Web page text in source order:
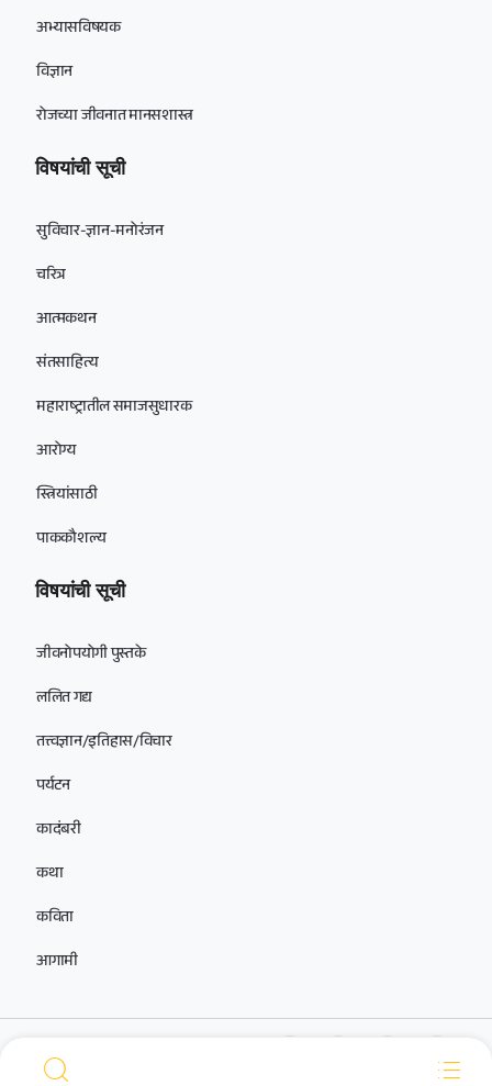
अभ्यासविषयक
विज्ञान
रोजच्या जीवनात मानसशास्त्र
विषयांची सूची
सुविचार-ज्ञान-मनोरंजन
चरित्र
आत्मकथन
संतसाहित्य
महाराष्ट्रातील समाजसुधारक
आरोग्य
स्त्रियांसाठी
पाककौशल्य
विषयांची सूची
जीवनोपयोगी पुस्तके
ललित गद्य
तत्त्वज्ञान/इतिहास/विचार
पर्यटन
कादंबरी
कथा
कविता
आगामी
आमच्यासोबत सोशल मीडियावर जोडलेले राहा